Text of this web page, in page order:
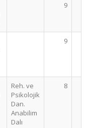
9
9
Reh. ve
Psikolojik
Dan.
Anabilim
Dalı
8